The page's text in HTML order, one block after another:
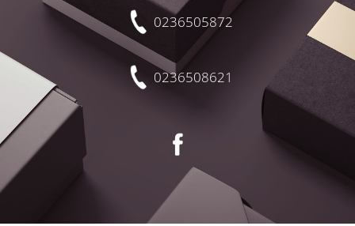
0236505872
0236508621